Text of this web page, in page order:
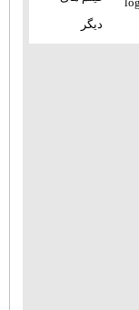
دیگر